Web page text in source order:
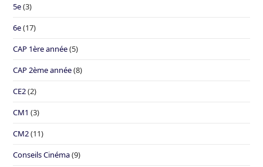
5e(3)
6e(17)
CAP 1ère année(5)
CAP 2ème année(8)
CE2(2)
CM1 (3)
CM2(11)
Conseils Cinéma(9)